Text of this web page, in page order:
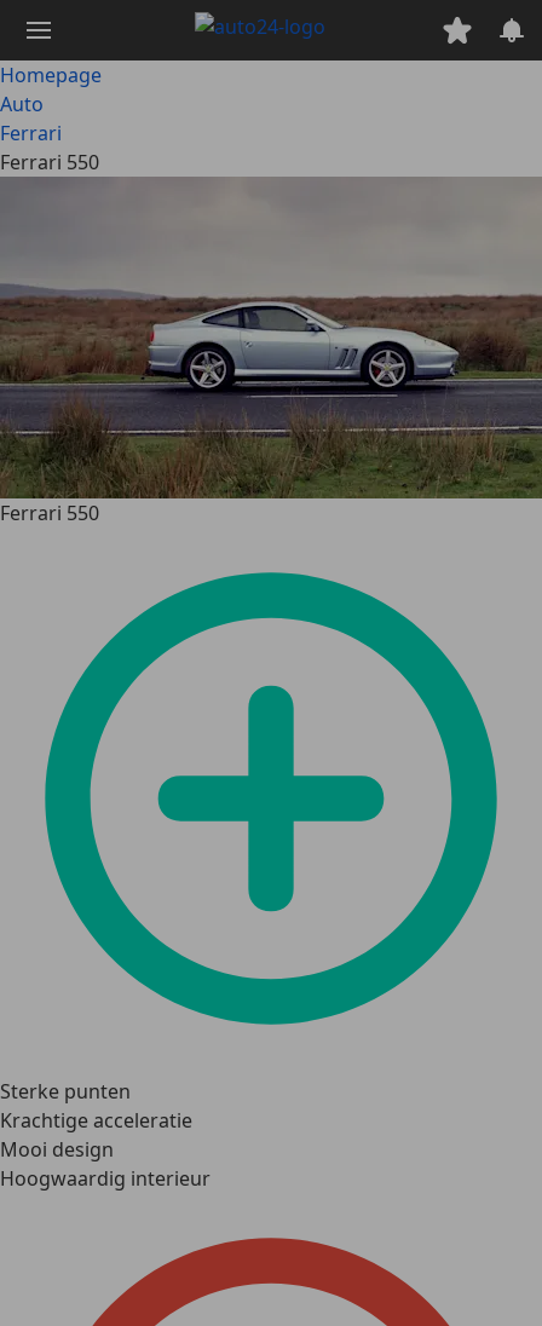
naar
hoofdinhoud
Homepage
Auto
Ferrari
Ferrari 550
Ferrari 550
Sterke punten
Krachtige acceleratie
Mooi design
Hoogwaardig interieur